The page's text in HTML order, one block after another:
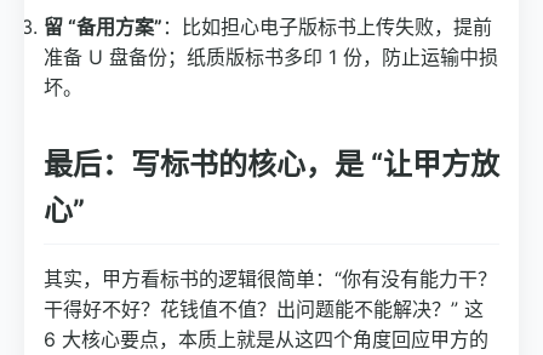
留 “备用方案” ：比如担心电子版标书上传失败，提前
准备 U 盘备份；纸质版标书多印 1 份，防止运输中损
坏。
最后：写标书的核心，是 “让甲方放
心”
其实，甲方看标书的逻辑很简单：“你有没有能力干？
干得好不好？花钱值不值？出问题能不能解决？” 这
6 大核心要点，本质上就是从这四个角度回应甲方的